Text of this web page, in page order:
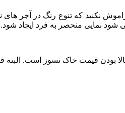
نکنید که تنوع رنگ در آجر های
نمایی منحصر به فرد ایجاد شود.
بودن قیمت خاک نسوز است.